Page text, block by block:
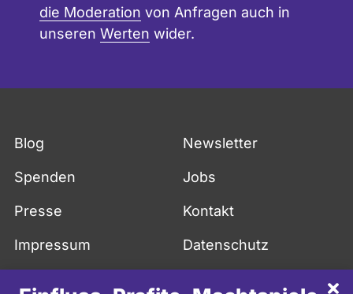
die Moderation von Anfragen auch in
unseren Werten wider.
Fußzeile
Blog Newsletter
Spenden Jobs
Presse Kontakt
Impressum Datenschutz